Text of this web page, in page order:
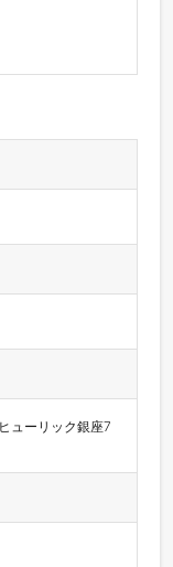
ューリック銀座7